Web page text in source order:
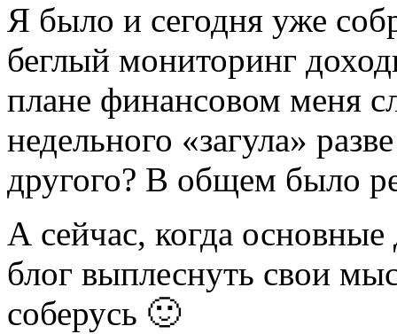
Я было и сегодня уже
беглый мониторинг
плане финансовом меня
недельного «загула»
другого? В общем было
А сейчас, когда
блог выплеснуть свои
соберусь 🙂